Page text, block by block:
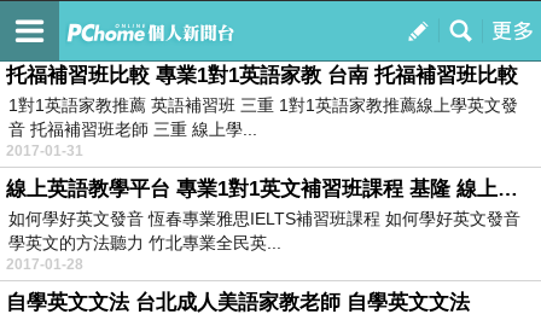
我的
訂閱
托福補習班比較 專業1對1英語家教 台南 托福補習班比較
1對1英語家教推薦 英語補習班 三重 1對1英語家教推薦線上學英文發
音 托福補習班老師 三重 線上學...
2017-01-31
線上英語教學平台 專業1對1英文補習班課程 基隆 線上英語教學平台
如何學好英文發音 恆春專業雅思IELTS補習班課程 如何學好英文發音
學英文的方法聽力 竹北專業全民英...
2017-01-28
自學英文文法 台北成人美語家教老師 自學英文文法